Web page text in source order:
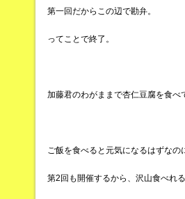
第一回だからこの辺で勘弁。
ってことで終了。
加藤君のわがままで杏仁豆腐を食べ
ご飯を食べると元気になるはずな
第2回も開催するから、沢山食べれ